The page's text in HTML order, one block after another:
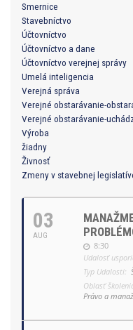
Smernice
Stavebníctvo
Účtovníctvo
Účtovníctvo a dane
Účtovníctvo verejnej správy
Umelá inteligencia
Verejná správa
Verejné obstarávanie-
Verejné obstarávanie-
Výroba
žiadny
Živnosť
Zmeny v stavebnej
03
AUG
8:30
Udalosť
Typ Udalosti:
Oblasť
Právo a